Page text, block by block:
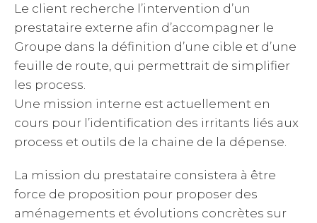
Le client recherche l’intervention d’un
prestataire externe afin d’accompagner le
Groupe dans la définition d’une cible et d’une
feuille de route, qui permettrait de simplifier
les process.
Une mission interne est actuellement en
cours pour l’identification des irritants liés aux
process et outils de la chaine de la dépense.
La mission du prestataire consistera à être
force de proposition pour proposer des
aménagements et évolutions concrètes sur